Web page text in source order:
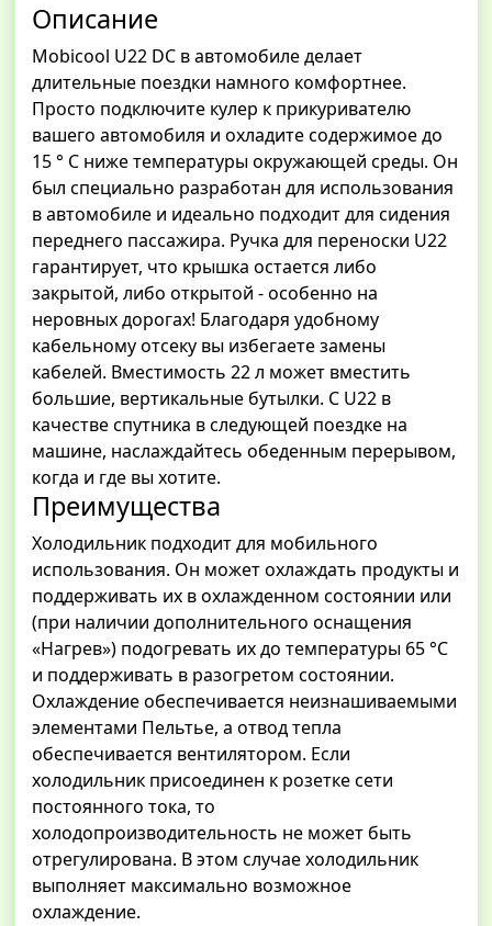
Описание
Mobicool U22 DC в автомобиле делает
длительные поездки намного комфортнее.
Просто подключите кулер к прикуривателю
вашего автомобиля и охладите содержимое до
15 ° C ниже температуры окружающей среды. Он
был специально разработан для использования
в автомобиле и идеально подходит для сидения
переднего пассажира. Ручка для переноски U22
гарантирует, что крышка остается либо
закрытой, либо открытой - особенно на
неровных дорогах! Благодаря удобному
кабельному отсеку вы избегаете замены
кабелей. Вместимость 22 л может вместить
большие, вертикальные бутылки. С U22 в
качестве спутника в следующей поездке на
машине, наслаждайтесь обеденным перерывом,
когда и где вы хотите.
Преимущества
Холодильник подходит для мобильного
использования. Он может охлаждать продукты и
поддерживать их в охлажденном состоянии или
(при наличии дополнительного оснащения
«Нагрев») подогревать их до температуры 65 °C
и поддерживать в разогретом состоянии.
Охлаждение обеспечивается неизнашиваемыми
элементами Пельтье, а отвод тепла
обеспечивается вентилятором. Если
холодильник присоединен к розетке сети
постоянного тока, то
холодопроизводительность не может быть
отрегулирована. В этом случае холодильник
выполняет максимально возможное
охлаждение.